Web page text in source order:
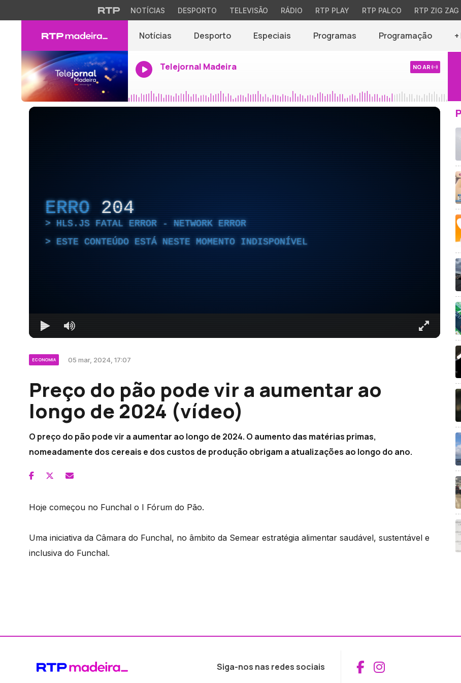
NOTÍCIAS DESPORTO TELEVISÃO RÁDIO RTP PLAY RTP PALCO RTP ZIG ZAG
Notícias Desporto Especiais Programas Programação
Telejornal Madeira NO AR
ERRO 204
HLS.JS FATAL ERROR - NETWORK ERROR
ESTE CONTEÚDO ESTÁ NESTE MOMENTO INDISPONÍVEL
ECONOMIA 05 mar, 2024, 17:07
Preço do pão pode vir a aumentar ao
longo de 2024 (vídeo)
O preço do pão pode vir a aumentar ao longo de 2024. O aumento das matérias primas,
nomeadamente dos cereais e dos custos de produção obrigam a atualizações ao longo do ano.
Hoje começou no Funchal o I Fórum do Pão.
Uma iniciativa da Câmara do Funchal, no âmbito da Semear estratégia alimentar saudável, sustentável e
inclusiva do Funchal.
Siga-nos nas redes sociais Aceder ao
Aceder ao